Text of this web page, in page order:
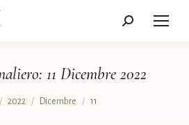
Cerca:
11 Dicembre 2022
2022 Dicembre 11